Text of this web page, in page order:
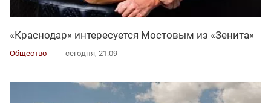
«Краснодар» интересуется Мостовым из «Зенита»
Общество сегодня, 21:09